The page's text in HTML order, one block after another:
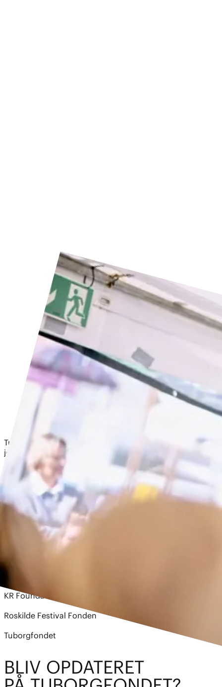
Tuborgfondet på Klimafolkemødet: Sådan får I penge til
jeres projekt.
Kom og mød fire fonde og hør om mulighederne for at få
støtte til jeres grønne projekter. Du kan bl.a. få svar på,
hvad man kan søge støtte til. Og hvad fondene lægger
vægt på i ansøgningen samt hvordan processen foregår.
Der vil også være mulighed for at stille spørgsmål og
vende konkrete idéer med fondene. Der vil blive budt på
lidt at spise og drikke.
Til arrangementet kan du møde:
KR Foundation
Roskilde Festival Fonden
Tuborgfondet
BLIV OPDATERET